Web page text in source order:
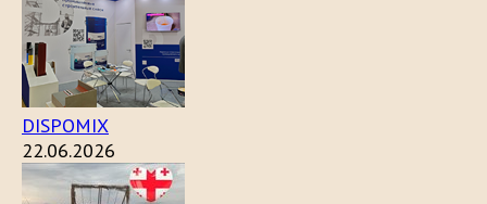
DISPOMIX
22.06.2026